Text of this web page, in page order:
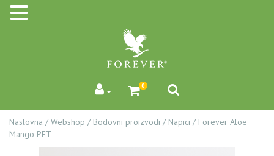
0
Naslovna / Webshop / Bodovni proizvodi / Napici / Forever Aloe
Mango PET